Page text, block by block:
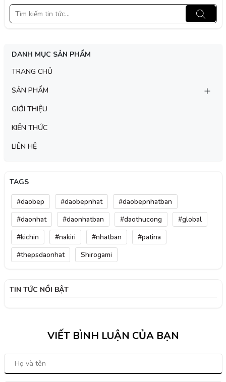
DANH MỤC SẢN PHẨM
TRANG CHỦ
SẢN PHẨM
GIỚI THIỆU
KIẾN THỨC
LIÊN HỆ
TAGS
#daobep #daobepnhat
#daobepnhatban
#daonhat
#daonhatban #daothucong
#global
#kichin
#nakiri #nhatban
#patina
#thepsdaonhat
Shirogami
TIN TỨC NỔI BẬT
VIẾT BÌNH LUẬN CỦA BẠN